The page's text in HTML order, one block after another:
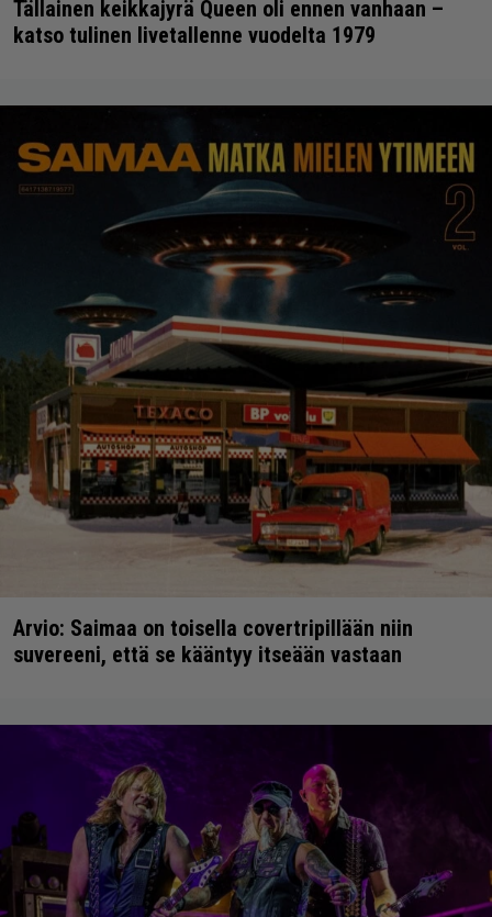
Tällainen keikkajyrä Queen oli ennen vanhaan –
katso tulinen livetallenne vuodelta 1979
Arvio: Saimaa on toisella covertripillään niin
suvereeni, että se kääntyy itseään vastaan